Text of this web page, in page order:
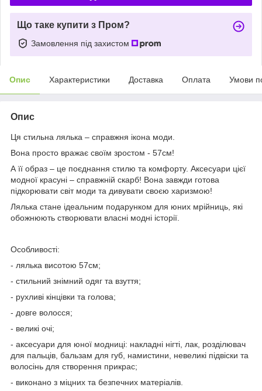
Що таке купити з Пром?
Замовлення під захистом
Опис Характеристики Доставка Оплата Умови
Опис
Ця стильна лялька – справжня ікона моди.
Вона просто вражає своїм зростом - 57см!
А її образ – це поєднання стилю та комфорту. Аксесуари цієї
модної красуні – справжній скарб! Вона завжди готова
підкорювати світ моди та дивувати своєю харизмою!
Лялька стане ідеальним подарунком для юних мрійниць, які
обожнюють створювати власні модні історії.
Особливості:
- лялька висотою 57см;
- стильний знімний одяг та взуття;
- рухливі кінцівки та голова;
- довге волосся;
- великі очі;
- аксесуари для юної модниці: накладні нігті, лак, розділювач
для пальців, бальзам для губ, намистини, невеликі підвіски та
волосінь для створення прикрас;
- виконано з міцних та безпечних матеріалів.